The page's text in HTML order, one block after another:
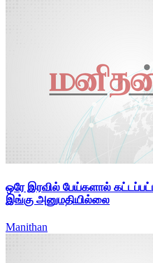
ஒரே இரவில் பேய்களால்
இங்கு அனுமதியில்லை
Manithan